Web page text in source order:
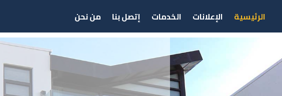
الرئيسية الإعلانات الخدمات إتصل بنا من نحن